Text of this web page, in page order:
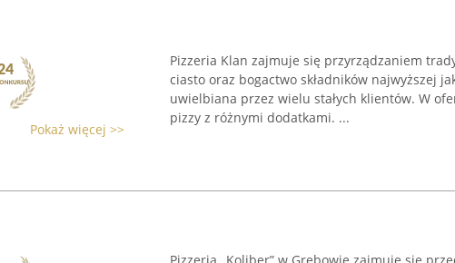
Pokaż więcej >>
Pizzeria Klan zajmuje się przyrządzaniem
ciasto oraz bogactwo składników najwyższej
uwielbiana przez wielu stałych klientów. W
pizzy z różnymi dodatkami. ...